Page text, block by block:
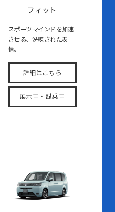
フィット
スポーツマインドを加速
させる、洗練された表
情。
詳細はこちら
展示車・試乗車